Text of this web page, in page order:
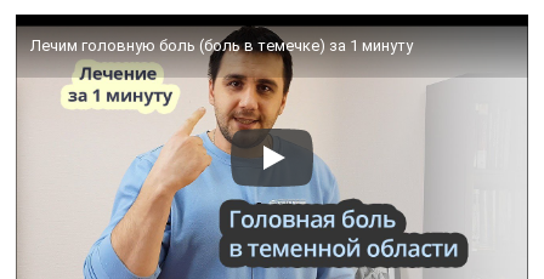
Лечим головную боль (боль в темечке) за 1 минуту